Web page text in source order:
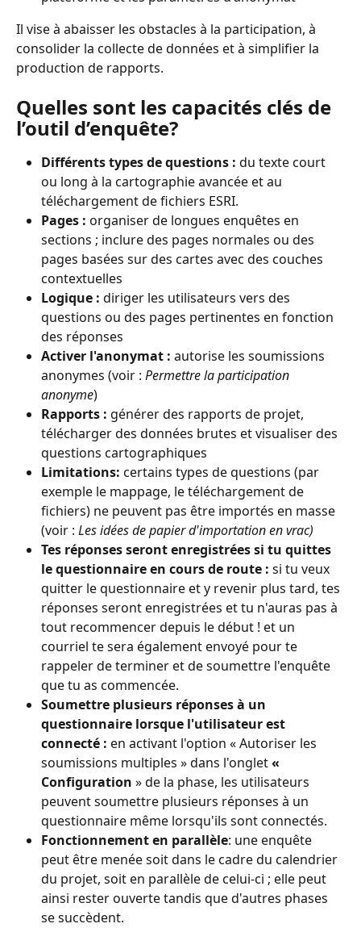
Il vise à abaisser les obstacles à la participation, à
consolider la collecte de données et à simplifier la
production de rapports.
Quelles sont les capacités clés de
l’outil d’enquête?
Différents types de questions : du texte court
ou long à la cartographie avancée et au
téléchargement de fichiers ESRI.
Pages : organiser de longues enquêtes en
sections ; inclure des pages normales ou des
pages basées sur des cartes avec des couches
contextuelles
Logique : diriger les utilisateurs vers des
questions ou des pages pertinentes en fonction
des réponses
Activer l'anonymat : autorise les soumissions
anonymes (voir : Permettre la participation
anonyme)
Rapports : générer des rapports de projet,
télécharger des données brutes et visualiser des
questions cartographiques
Limitations: certains types de questions (par
exemple le mappage, le téléchargement de
fichiers) ne peuvent pas être importés en masse
(voir : Les idées de papier d'importation en vrac)
Tes réponses seront enregistrées si tu quittes
le questionnaire en cours de route : si tu veux
quitter le questionnaire et y revenir plus tard, tes
réponses seront enregistrées et tu n'auras pas à
tout recommencer depuis le début ! et un
courriel te sera également envoyé pour te
rappeler de terminer et de soumettre l'enquête
que tu as commencée.
Soumettre plusieurs réponses à un
questionnaire lorsque l'utilisateur est
connecté : en activant l'option « Autoriser les
soumissions multiples » dans l'onglet «
Configuration » de la phase, les utilisateurs
peuvent soumettre plusieurs réponses à un
questionnaire même lorsqu'ils sont connectés.
Fonctionnement en parallèle: une enquête
peut être menée soit dans le cadre du calendrier
du projet, soit en parallèle de celui-ci ; elle peut
ainsi rester ouverte tandis que d'autres phases
se succèdent.